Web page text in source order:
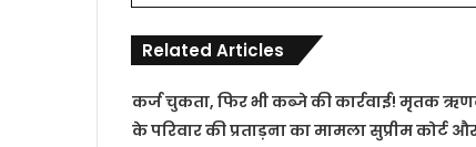
Related Articles
कर्ज चुकता, फिर भी कब्जे की कार्रवाई! मृतक
के परिवार की प्रताड़ना का मामला सुप्रीम कोर्ट